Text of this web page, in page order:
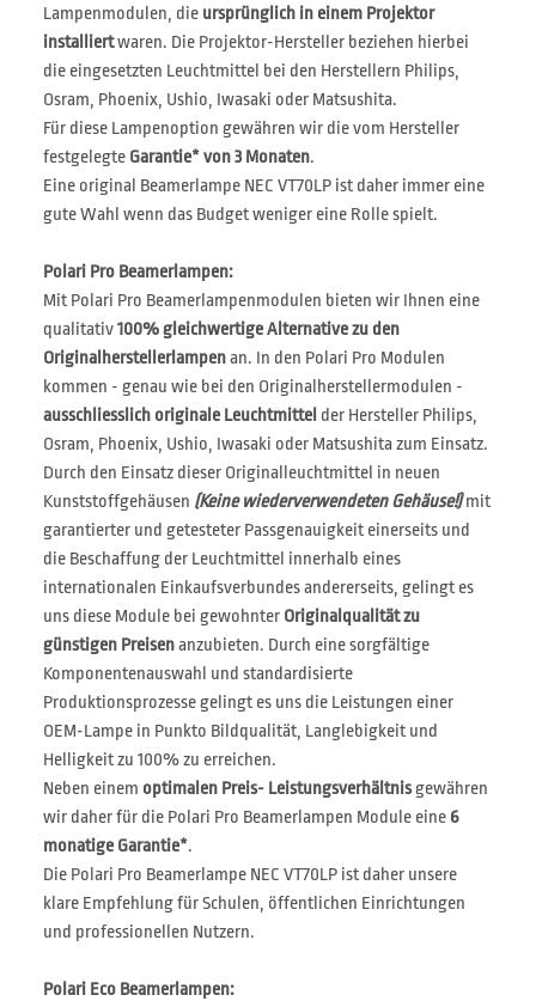
Lampenmodulen, die ursprünglich in einem Projektor
installiertwaren. Die Projektor-Hersteller beziehen hierbei
die eingesetzten Leuchtmittel bei den Herstellern Philips,
Osram, Phoenix, Ushio, Iwasaki oder Matsushita.
Für diese Lampenoption gewähren wir die vom Hersteller
festgelegte Garantie* von 3 Monaten.
Eine original Beamerlampe NEC VT70LP ist daher immer eine
gute Wahl wenn das Budget weniger eine Rolle spielt.
Polari Pro Beamerlampen:
Mit Polari Pro Beamerlampenmodulen bieten wir Ihnen eine
qualitativ100% gleichwertige Alternative zu den
Originalherstellerlampenan. In den Polari Pro Modulen
kommen - genau wie bei den Originalherstellermodulen -
ausschliesslich originale Leuchtmittel der Hersteller Philips,
Osram, Phoenix, Ushio, Iwasaki oder Matsushita zum Einsatz.
Durch den Einsatz dieser Originalleuchtmittel in neuen
Kunststoffgehäusen (Keine wiederverwendeten Gehäuse!)mit
garantierter und getesteter Passgenauigkeit einerseits und
die Beschaffung der Leuchtmittel innerhalb eines
internationalen Einkaufsverbundes andererseits, gelingt es
uns diese Module bei gewohnter Originalqualität zu
günstigen Preisenanzubieten. Durch eine sorgfältige
Komponentenauswahl und standardisierte
Produktionsprozesse gelingt es uns die Leistungen einer
OEM-Lampe in Punkto Bildqualität, Langlebigkeit und
Helligkeit zu 100% zu erreichen.
Neben einem optimalen Preis- Leistungsverhältnisgewähren
wir daher für die Polari Pro Beamerlampen Module eine 6
monatige Garantie*.
Die Polari Pro Beamerlampe NEC VT70LP ist daher unsere
klare Empfehlung für Schulen, öffentlichen Einrichtungen
und professionellen Nutzern.
Polari Eco Beamerlampen: